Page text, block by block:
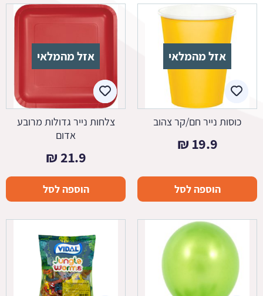
אזל מהמלאי
כוסות נייר חם/קר צהוב
19.9
₪
הוספה לסל
אזל מהמלאי
צלחות נייר גדולות מרובע
אדום
21.9
₪
הוספה לסל